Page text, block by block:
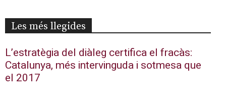
Les més llegides
L’estratègia del diàleg certifica el fracàs:
Catalunya, més intervinguda i sotmesa que
el 2017